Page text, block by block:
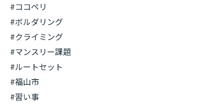
#ココペリ
#ボルダリング
#クライミング
#マンスリー課題
#ルートセット
#福山市
#習い事